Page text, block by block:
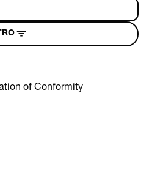
of Conformity